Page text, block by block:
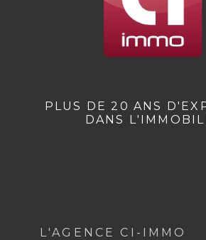
PLUS DE 20 ANS
DANS
L'AGENCE CI-IMMO